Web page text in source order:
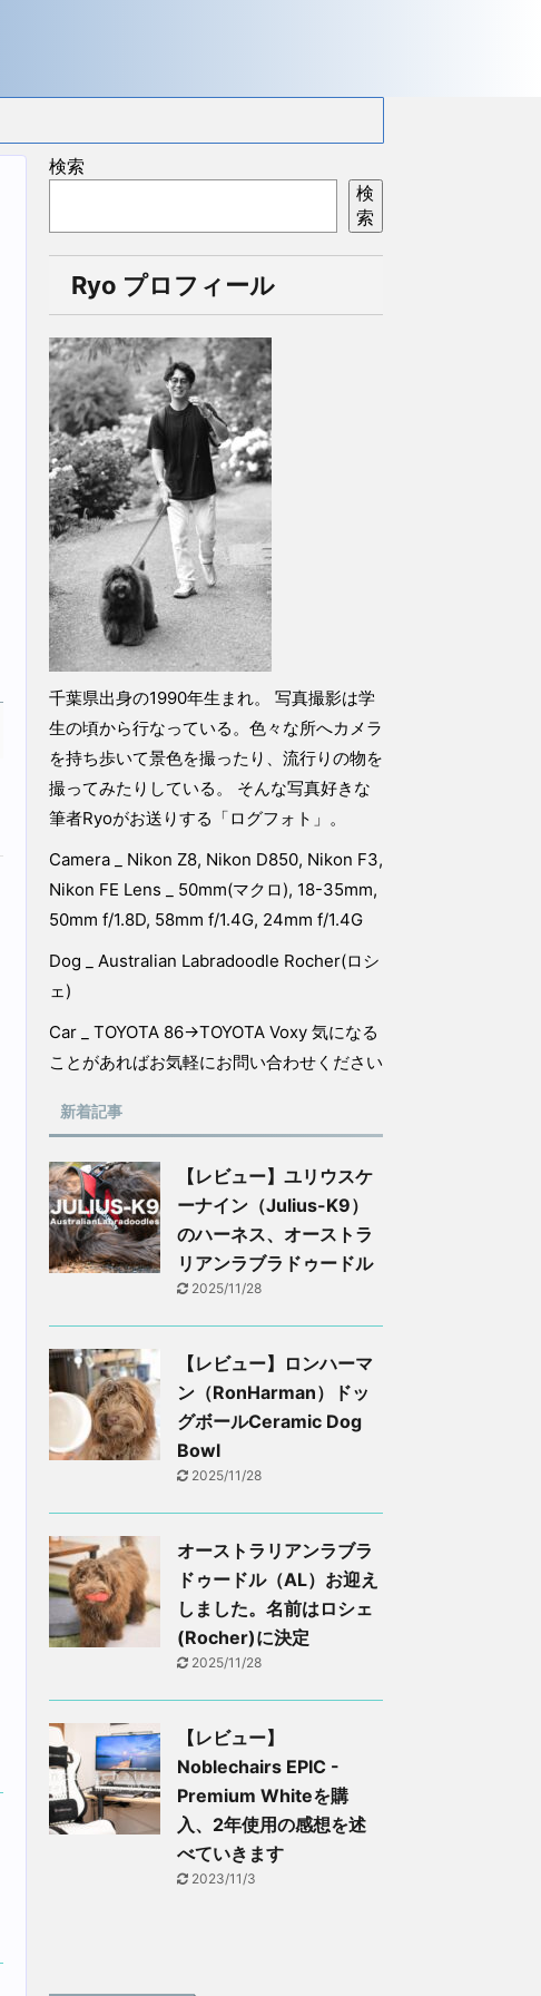
検索
検
索
Ryo プロフィール
千葉県出身の1990年生まれ。 写真撮影は学
生の頃から行なっている。色々な所へカメラ
を持ち歩いて景色を撮ったり、流行りの物を
撮ってみたりしている。 そんな写真好きな
筆者Ryoがお送りする「ログフォト」。
Camera _ Nikon Z8, Nikon D850, Nikon F3,
Nikon FE Lens _ 50mm(マクロ), 18-35mm,
50mm f/1.8D, 58mm f/1.4G, 24mm f/1.4G
Dog _ Australian Labradoodle Rocher(ロシ
ェ)
Car _ TOYOTA 86→TOYOTA Voxy 気になる
ことがあればお気軽にお問い合わせください
新着記事
【レビュー】ユリウスケ
ーナイン（Julius-K9）
のハーネス、オーストラ
リアンラブラドゥードル
2025/11/28
【レビュー】ロンハーマ
ン（RonHarman）ドッ
グボールCeramic Dog
Bowl
2025/11/28
オーストラリアンラブラ
ドゥードル（AL）お迎え
しました。名前はロシェ
(Rocher)に決定
2025/11/28
【レビュー】
Noblechairs EPIC -
Premium Whiteを購
入、2年使用の感想を述
べていきます
2023/11/3